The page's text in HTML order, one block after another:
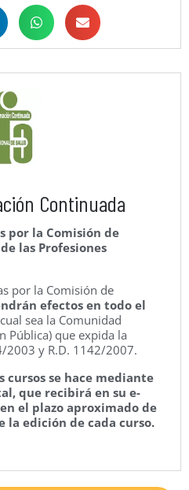
Continuada
por la Comisión de
las Profesiones
por la Comisión de
efectos en todo el
sea la Comunidad
Pública) que expida la
2003 y R.D. 1142/2007.
cursos se hace mediante
que recibirá en su e-
el plazo aproximado de
la edición de cada curso.